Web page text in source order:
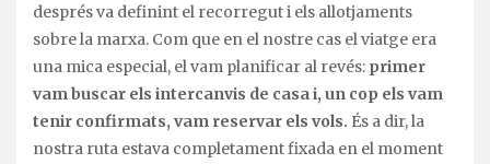
després va definint el recorregut i els allotjaments
sobre la marxa. Com que en el nostre cas el viatge era
una mica especial, el vam planificar al revés: primer
vam buscar els intercanvis de casa i, un cop els vam
tenir confirmats, vam reservar els vols. És a dir, la
nostra ruta estava completament fixada en el moment